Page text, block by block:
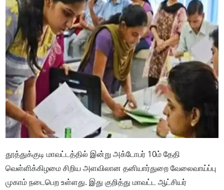
தூத்துக்குடி மாவட்டத்தில் இன்று அக்டோபர் 10ம் தேதி
வெள்ளிக்கிழமை சிறிய அளவிலான தனியார்துறை வேலைவாய்ப்பு
முகாம் நடைபெற உள்ளது. இது குறித்து மாவட்ட ஆட்சியர்